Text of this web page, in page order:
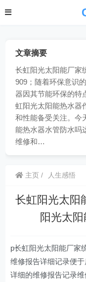
文章摘要
长虹阳光太阳能厂家
909；随着环保意识
器因其节能环保的特
虹阳光太阳能热水器
和性能备受关注。今
能热水器水管防水吗
维修和…
主页 人生感悟
长虹阳光太阳
阳光太
p长虹阳光太阳能厂家
维修报告详细记录便
详细的维修报告记录